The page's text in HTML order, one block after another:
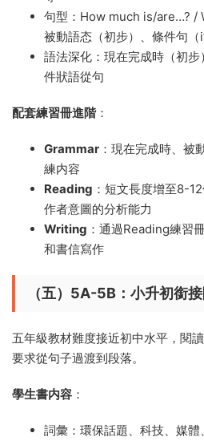
句型：How much is/are…?
被動語态（初步）、條件句
語法深化：現在完成時（初
件狀語從句
配套練習冊進階：
Grammar ：現在完成時、被
練内容
Reading ：短文長度增至8-
作者意圖的分析能力
Writing ：通過Reading練習
和書信寫作
（五）5A-5B：小升初銜
五年級教材難度接近初中水平，閱
要求從句子過渡到段落。
學生書内容 ：
詞彙：環保話題、科技、媒